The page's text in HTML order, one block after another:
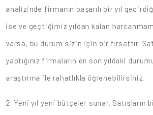
analizinde firmanın başarılı bir yıl
ise ve geçtiğimiz yıldan kalan
varsa, bu durum sizin için bir fırsattır.
yaptığınız firmaların en son yıldaki
araştırma ile rahatlıkla öğrenebilirsiniz.
2. Yeni yıl yeni bütçeler sunar. Satışların